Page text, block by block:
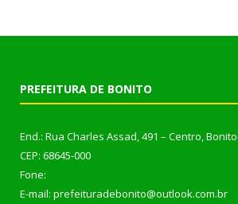
PREFEITURA DE BONITO
End.: Rua Charles Assad, 491 – Centro,
CEP: 68645-000
Fone:
E-mail: prefeituradebonito@outlook.com.br